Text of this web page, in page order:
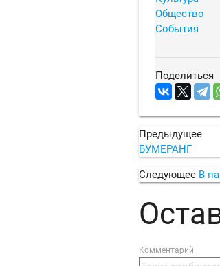
Общество
События
Поделиться
Предыдущее
БУМЕРАНГ
Следующее В
Комментарий